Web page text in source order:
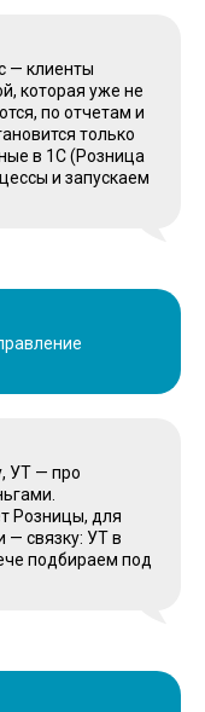
— клиенты
которая уже не
по отчетам и
только
в 1С (Розница
и запускаем
УТ — про
Розницы, для
— связку: УТ в
подбираем под